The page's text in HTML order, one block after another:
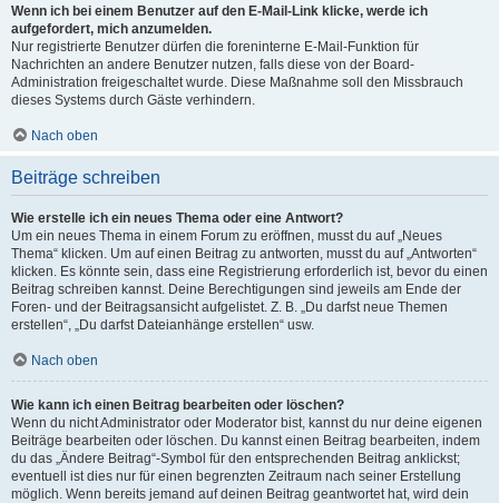
Wenn ich bei einem Benutzer auf den E-Mail-Link klicke, werde ich
aufgefordert, mich anzumelden.
Nur registrierte Benutzer dürfen die foreninterne E-Mail-Funktion für
Nachrichten an andere Benutzer nutzen, falls diese von der Board-
Administration freigeschaltet wurde. Diese Maßnahme soll den Missbrauch
dieses Systems durch Gäste verhindern.
Nach oben
Beiträge schreiben
Wie erstelle ich ein neues Thema oder eine Antwort?
Um ein neues Thema in einem Forum zu eröffnen, musst du auf „Neues
Thema“ klicken. Um auf einen Beitrag zu antworten, musst du auf „Antworten“
klicken. Es könnte sein, dass eine Registrierung erforderlich ist, bevor du einen
Beitrag schreiben kannst. Deine Berechtigungen sind jeweils am Ende der
Foren- und der Beitragsansicht aufgelistet. Z. B. „Du darfst neue Themen
erstellen“, „Du darfst Dateianhänge erstellen“ usw.
Nach oben
Wie kann ich einen Beitrag bearbeiten oder löschen?
Wenn du nicht Administrator oder Moderator bist, kannst du nur deine eigenen
Beiträge bearbeiten oder löschen. Du kannst einen Beitrag bearbeiten, indem
du das „Ändere Beitrag“-Symbol für den entsprechenden Beitrag anklickst;
eventuell ist dies nur für einen begrenzten Zeitraum nach seiner Erstellung
möglich. Wenn bereits jemand auf deinen Beitrag geantwortet hat, wird dein